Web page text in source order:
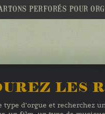
PERFORÉS POUR
LES
type d’orgue et recherchez